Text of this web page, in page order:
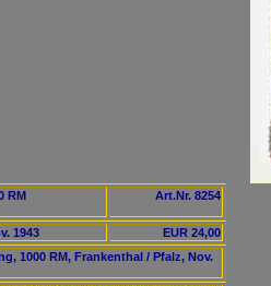
RM Art.Nr. 8254
1943
EUR 24,00
1000 RM, Frankenthal / Pfalz, Nov.